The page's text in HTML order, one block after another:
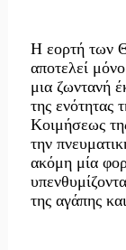
Η εορτή των
αποτελεί
μια ζωντανή
της ενότητας
Κοιμήσεως
την
ακόμη μία
της αγάπης